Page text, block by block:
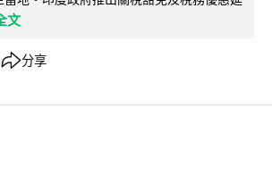
文
分享